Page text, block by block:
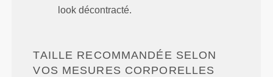
look décontracté.
TAILLE RECOMMANDÉE SELON
VOS MESURES CORPORELLES